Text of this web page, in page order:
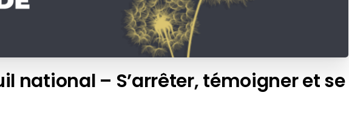
national – S’arrêter, témoigner et se